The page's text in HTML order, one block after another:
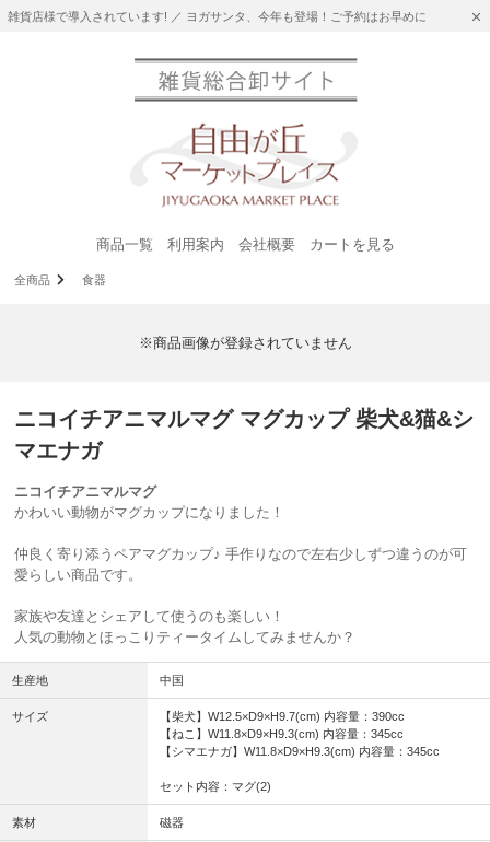
雑貨店様で導入されています! ／ ヨガサンタ、今年も登場！ご予約はお早めに
商品一覧 利用案内 会社概要 カートを見る
全商品 食器
※商品画像が登録されていません
ニコイチアニマルマグ マグカップ 柴犬&猫&シ
マエナガ
ニコイチアニマルマグ
かわいい動物がマグカップになりました！
仲良く寄り添うペアマグカップ♪ 手作りなので左右少しずつ違うのが可
愛らしい商品です。
家族や友達とシェアして使うのも楽しい！
人気の動物とほっこりティータイムしてみませんか？
生産地 中国
サイズ
【柴犬】W12.5×D9×H9.7(cm) 内容量：390cc
【ねこ】W11.8×D9×H9.3(cm) 内容量：345cc
【シマエナガ】W11.8×D9×H9.3(cm) 内容量：345cc
セット内容：マグ(2)
素材 磁器